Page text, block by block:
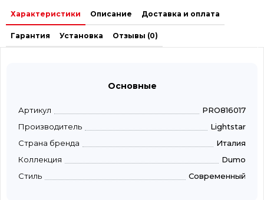
Характеристики Описание Доставка и оплата
Гарантия Установка Отзывы (0)
Основные
Артикул
PRO816017
Производитель
Lightstar
Страна бренда
Италия
Коллекция
Dumo
Стиль
Современный